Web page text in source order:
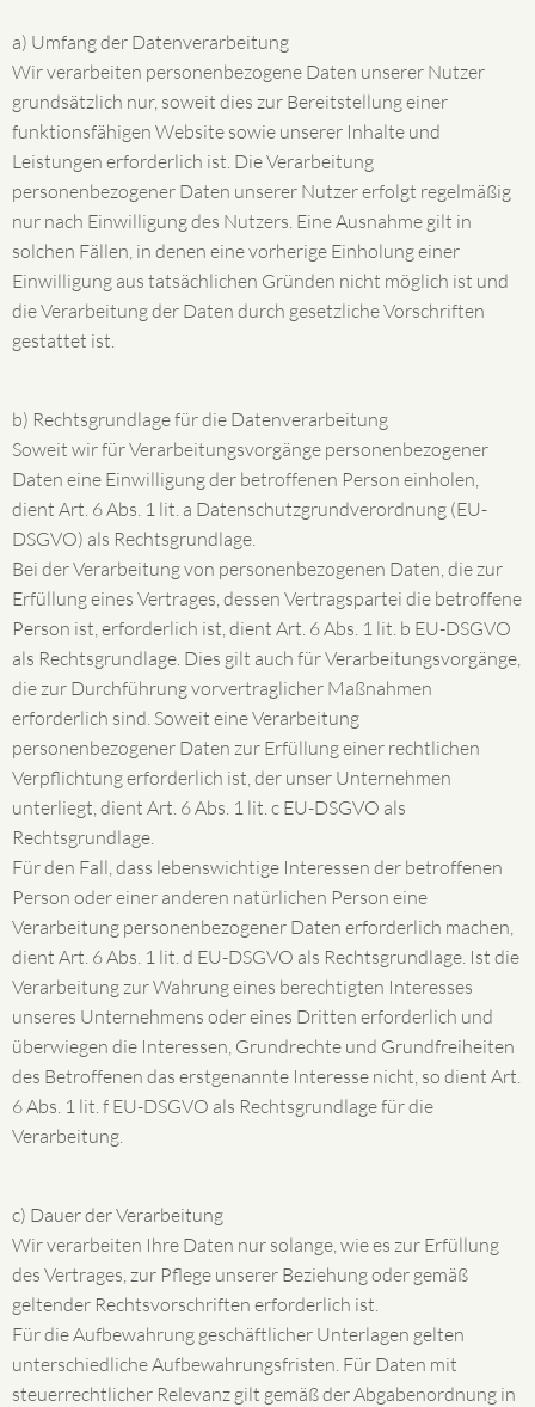
a) Umfang der Datenverarbeitung
Wir verarbeiten personenbezogene Daten unserer Nutzer
grundsätzlich nur, soweit dies zur Bereitstellung einer
funktionsfähigen Website sowie unserer Inhalte und
Leistungen erforderlich ist. Die Verarbeitung
personenbezogener Daten unserer Nutzer erfolgt regelmäßig
nur nach Einwilligung des Nutzers. Eine Ausnahme gilt in
solchen Fällen, in denen eine vorherige Einholung einer
Einwilligung aus tatsächlichen Gründen nicht möglich ist und
die Verarbeitung der Daten durch gesetzliche Vorschriften
gestattet ist.
b) Rechtsgrundlage für die Datenverarbeitung
Soweit wir für Verarbeitungsvorgänge personenbezogener
Daten eine Einwilligung der betroffenen Person einholen,
dient Art. 6 Abs. 1 lit. a Datenschutzgrundverordnung (EU-
DSGVO) als Rechtsgrundlage.
Bei der Verarbeitung von personenbezogenen Daten, die zur
Erfüllung eines Vertrages, dessen Vertragspartei die betroffene
Person ist, erforderlich ist, dient Art. 6 Abs. 1 lit. b EU-DSGVO
als Rechtsgrundlage. Dies gilt auch für Verarbeitungsvorgänge,
die zur Durchführung vorvertraglicher Maßnahmen
erforderlich sind. Soweit eine Verarbeitung
personenbezogener Daten zur Erfüllung einer rechtlichen
Verpflichtung erforderlich ist, der unser Unternehmen
unterliegt, dient Art. 6 Abs. 1 lit. c EU-DSGVO als
Rechtsgrundlage.
Für den Fall, dass lebenswichtige Interessen der betroffenen
Person oder einer anderen natürlichen Person eine
Verarbeitung personenbezogener Daten erforderlich machen,
dient Art. 6 Abs. 1 lit. d EU-DSGVO als Rechtsgrundlage. Ist die
Verarbeitung zur Wahrung eines berechtigten Interesses
unseres Unternehmens oder eines Dritten erforderlich und
überwiegen die Interessen, Grundrechte und Grundfreiheiten
des Betroffenen das erstgenannte Interesse nicht, so dient Art.
6 Abs. 1 lit. f EU-DSGVO als Rechtsgrundlage für die
Verarbeitung.
c) Dauer der Verarbeitung
Wir verarbeiten Ihre Daten nur solange, wie es zur Erfüllung
des Vertrages, zur Pflege unserer Beziehung oder gemäß
geltender Rechtsvorschriften erforderlich ist.
Für die Aufbewahrung geschäftlicher Unterlagen gelten
unterschiedliche Aufbewahrungsfristen. Für Daten mit
steuerrechtlicher Relevanz gilt gemäß der Abgabenordnung in